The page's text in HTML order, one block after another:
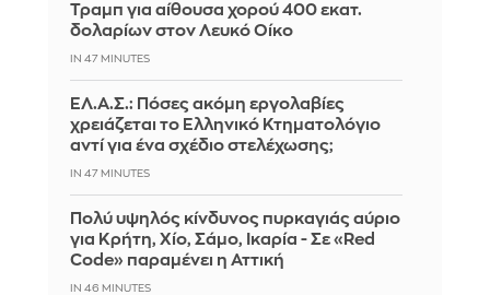
Τραμπ για αίθουσα χορού 400 εκατ.
δολαρίων στον Λευκό Οίκο
IN 47 MINUTES
ΕΛ.Α.Σ.: Πόσες ακόμη εργολαβίες
χρειάζεται το Ελληνικό Κτηματολόγιο
αντί για ένα σχέδιο στελέχωσης;
IN 47 MINUTES
Πολύ υψηλός κίνδυνος πυρκαγιάς αύριο
για Κρήτη, Χίο, Σάμο, Ικαρία - Σε «Red
Code» παραμένει η Αττική
IN 46 MINUTES